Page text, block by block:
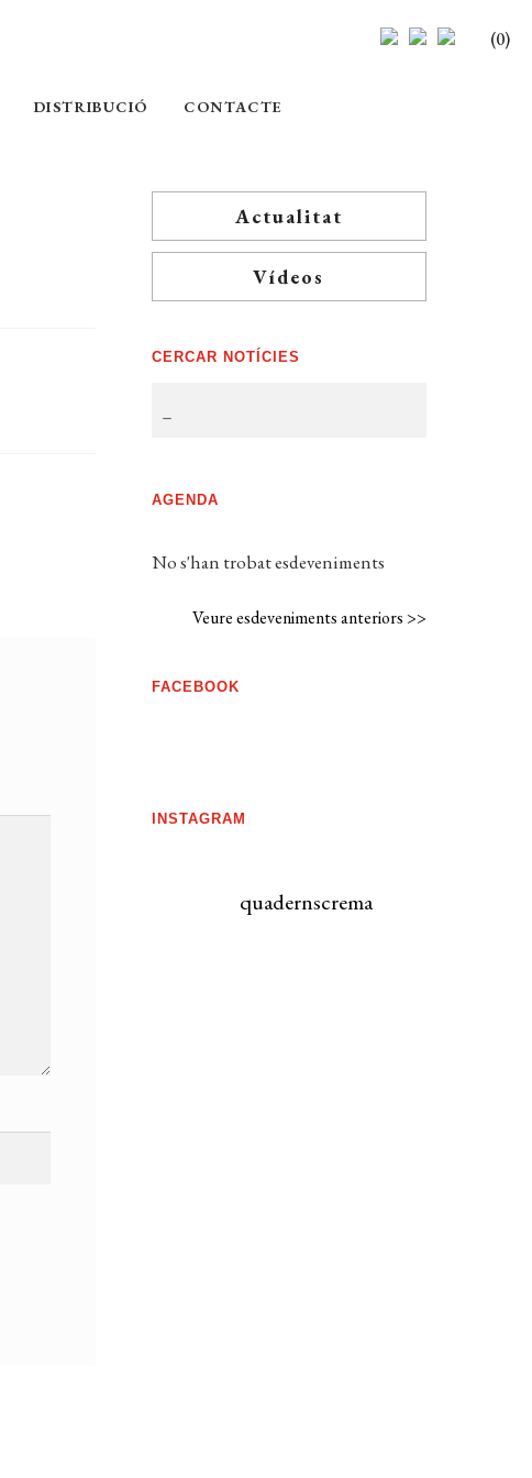
(0)
DISTRIBUCIÓ CONTACTE
Actualitat
Vídeos
CERCAR NOTÍCIES
AGENDA
No s'han trobat esdeveniments
Veure esdeveniments anteriors >>
FACEBOOK
INSTAGRAM
quadernscrema